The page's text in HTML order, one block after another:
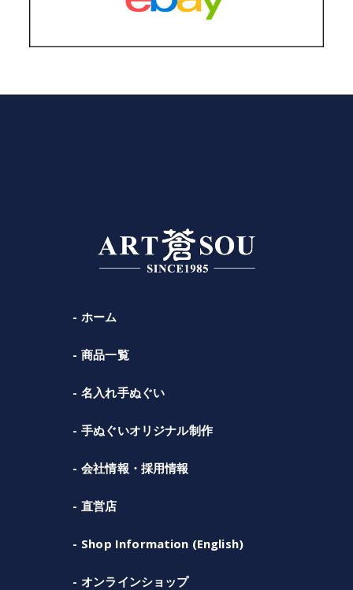
ホーム
商品一覧
名入れ手ぬぐい
手ぬぐいオリジナル制作
会社情報・採用情報
直営店
Shop Information (English)
オンラインショップ